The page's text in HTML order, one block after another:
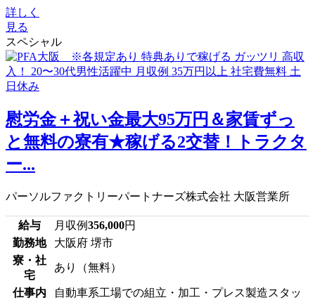
詳しく
見る
スペシャル
慰労金＋祝い金最大95万円＆家賃ずっ
と無料の寮有★稼げる2交替！トラクタ
ー...
パーソルファクトリーパートナーズ株式会社 大阪営業所
給与 月収例356,000円
勤務地
大阪府 堺市
寮・社
宅
あり（無料）
仕事内
自動車系工場での組立・加工・プレス製造スタッ